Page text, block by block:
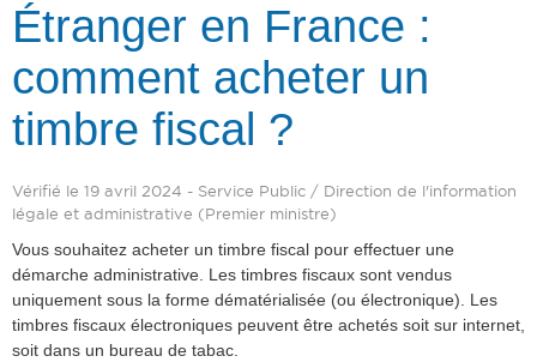
Étranger en France :
comment acheter un
timbre fiscal ?
Vérifié le 19 avril 2024 - Service Public / Direction de l'information
légale et administrative (Premier ministre)
Vous souhaitez acheter un timbre fiscal pour effectuer une
démarche administrative. Les timbres fiscaux sont vendus
uniquement sous la forme dématérialisée (ou électronique). Les
timbres fiscaux électroniques peuvent être achetés soit sur internet,
soit dans un bureau de tabac.